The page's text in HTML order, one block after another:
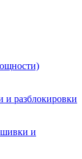
разблокировки
и